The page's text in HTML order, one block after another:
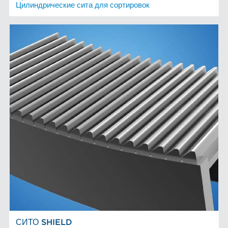
Цилиндрические сита для сортировок
СИТО SHIELD